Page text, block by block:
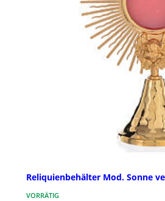
Reliquienbehälter Mod. Sonne
VORRÄTIG